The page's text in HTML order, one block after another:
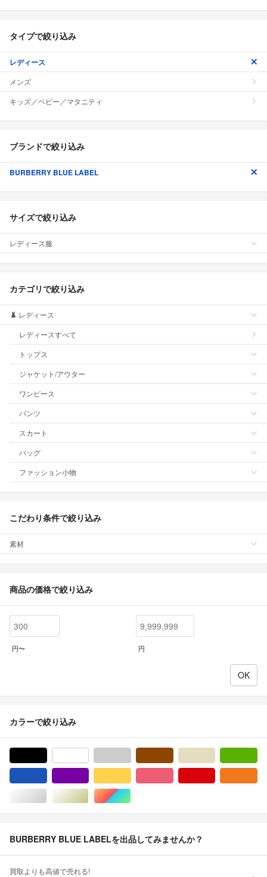
タイプで絞り込み
レディース
メンズ
キッズ／ベビー／マタニティ
ブランドで絞り込み
BURBERRY BLUE LABEL
サイズで絞り込み
レディース服
カテゴリで絞り込み
レディース
レディースすべて
トップス
ジャケット/アウター
ワンピース
パンツ
スカート
バッグ
ファッション小物
こだわり条件で絞り込み
素材
商品の価格で絞り込み
円〜 円
カラーで絞り込み
シルバー/銀色系ゴールド/金色系マルチカラー
BURBERRY BLUE LABELを出品してみませんか？
買取よりも高値で売れる!